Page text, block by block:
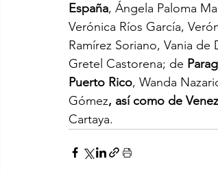
España, Ángela Paloma
Verónica Ríos García,
Ramírez Soriano, Vania
Gretel Castorena; de
Puerto Rico, Wanda
Gómez, así como de
Cartaya.